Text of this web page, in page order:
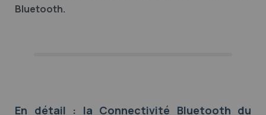
Bluetooth.
En détail : la Connectivité Bluetooth du